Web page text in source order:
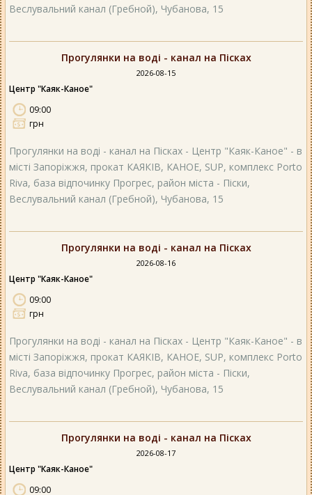
Веслувальний канал (Гребной), Чубанова, 15
Прогулянки на воді - канал на Пісках
2026-08-15
Центр "Каяк-Каное"
09:00
грн
Прогулянки на воді - канал на Пісках - Центр "Каяк-Каное" - в
місті Запоріжжя, прокат КАЯКІВ, КАНОЕ, SUP, комплекс Porto
Riva, база відпочинку Прогрес, район міста - Піски,
Веслувальний канал (Гребной), Чубанова, 15
Прогулянки на воді - канал на Пісках
2026-08-16
Центр "Каяк-Каное"
09:00
грн
Прогулянки на воді - канал на Пісках - Центр "Каяк-Каное" - в
місті Запоріжжя, прокат КАЯКІВ, КАНОЕ, SUP, комплекс Porto
Riva, база відпочинку Прогрес, район міста - Піски,
Веслувальний канал (Гребной), Чубанова, 15
Прогулянки на воді - канал на Пісках
2026-08-17
Центр "Каяк-Каное"
09:00